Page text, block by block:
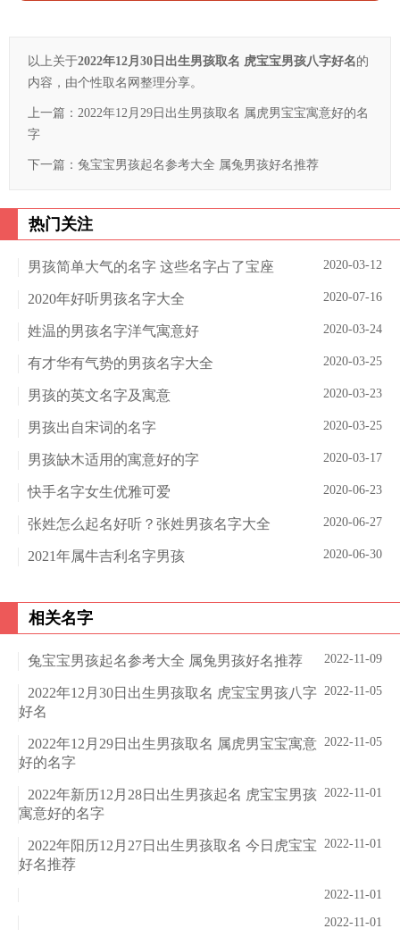
以上关于2022年12月30日出生男孩取名 虎宝宝男孩八字好名的
内容，由个性取名网整理分享。
上一篇： 2022年12月29日出生男孩取名 属虎男宝宝寓意好的名
字
下一篇： 兔宝宝男孩起名参考大全 属兔男孩好名推荐
热门关注
2020-03-12
男孩简单大气的名字 这些名字占了宝座
2020-07-16
2020年好听男孩名字大全
2020-03-24
姓温的男孩名字洋气寓意好
2020-03-25
有才华有气势的男孩名字大全
2020-03-23
男孩的英文名字及寓意
2020-03-25
男孩出自宋词的名字
2020-03-17
男孩缺木适用的寓意好的字
2020-06-23
快手名字女生优雅可爱
2020-06-27
张姓怎么起名好听？张姓男孩名字大全
2020-06-30
2021年属牛吉利名字男孩
相关名字
2022-11-09
兔宝宝男孩起名参考大全 属兔男孩好名推荐
2022-11-05
2022年12月30日出生男孩取名 虎宝宝男孩八字
好名
2022-11-05
2022年12月29日出生男孩取名 属虎男宝宝寓意
好的名字
2022-11-01
2022年新历12月28日出生男孩起名 虎宝宝男孩
寓意好的名字
2022-11-01
2022年阳历12月27日出生男孩取名 今日虎宝宝
好名推荐
2022-11-01
2022-11-01